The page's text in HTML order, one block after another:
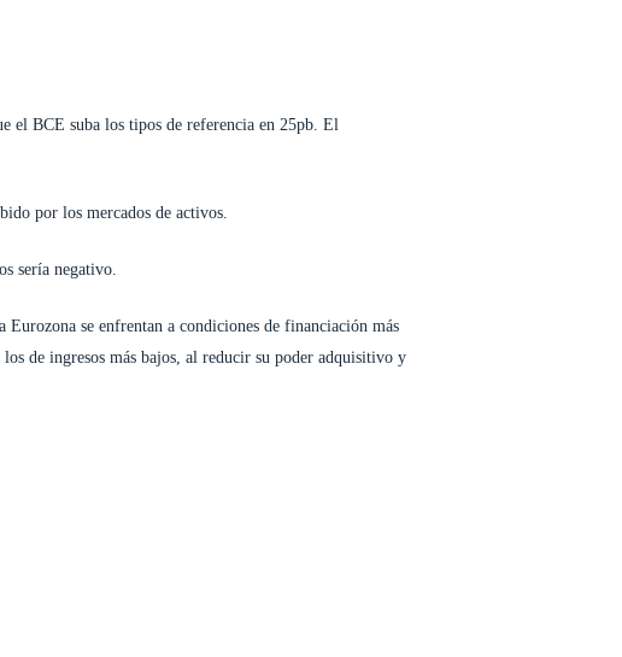
el BCE suba los tipos de referencia en 25pb. El
por los mercados de activos.
sería negativo.
se enfrentan a condiciones de financiación más
de ingresos más bajos, al reducir su poder adquisitivo y